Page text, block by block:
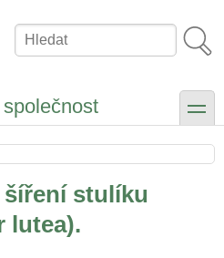
Hledat
toggle
stulíku
lutea).